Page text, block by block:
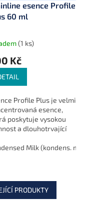
esence Profile
60 ml
(1 ks)
Kč
Profile Plus je velmi
esence,
poskytuje vysokou
a dlouhotrvající
firmy Mainline,
Milk (kondens.
PRODUKTY